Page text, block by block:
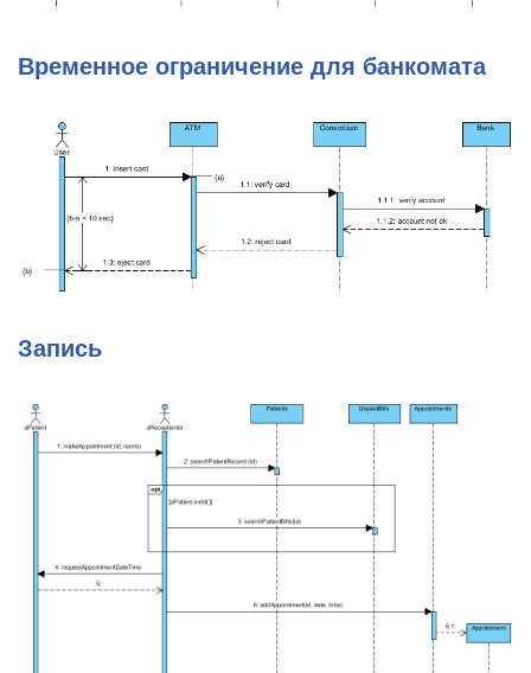
Временное ограничение для банкомата
Запись